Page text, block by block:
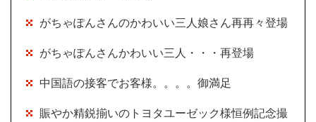
がちゃぽんさんのかわいい三人娘さん再再々登場
がちゃぽんさんかわいい三人・・・再登場
中国語の接客でお客様。。。。御満足
賑やか精鋭揃いのトヨタユーゼック様恒例記念撮